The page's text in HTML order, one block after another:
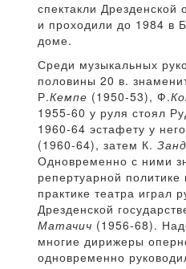
спектакли Дрезденской
и проходили до 1984 в
доме.
Среди музыкальных
половины 20 в.
Р.Кемпе (1950-53), Ф.
1955-60 у руля стоял
1960-64 эстафету у
(1960-64), затем К.
Одновременно с ними
репертуарной политике
практике театра играл
Дрезденской
Матачич (1956-68).
многие дирижеры
одновременно